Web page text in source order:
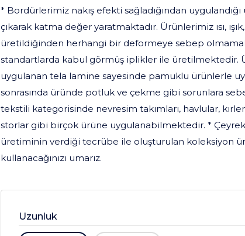
* Bordürlerimiz nakış efekti sağladığından
çıkarak katma değer yaratmaktadır. Ürünlerimiz ısı,
üretildiğinden herhangi bir deformeye sebep
standartlarda kabul görmüş iplikler ile üretilmektedir.
uygulanan tela lamine sayesinde pamuklu ürünlerle
sonrasında üründe potluk ve çekme gibi sorunlara
tekstili kategorisinde nevresim takımları, havlular,
storlar gibi birçok ürüne uygulanabilmektedir. * Çeyrek
üretiminin verdiği tecrübe ile oluşturulan koleksiyon
kullanacağınızı umarız.
Uzunluk